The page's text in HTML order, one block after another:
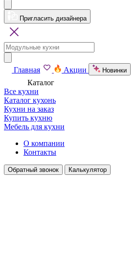
Пригласить дизайнера
Главная Акции Новинки
Каталог
Все кухни
Каталог кухонь
Кухни на заказ
Купить кухню
Мебель для кухни
О компании
Контакты
Обратный звонок Калькулятор